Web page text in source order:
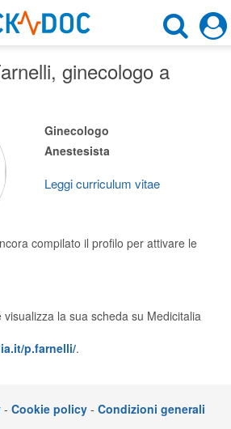
×
Motore di ricerca
×
visita
online
in cloud
, ginecologo a
Ginecologo
Anestesista
Leggi curriculum vitae
compilato il profilo per attivare le
la sua scheda su Medicitalia
p.farnelli/.
- Cookie policy - Condizioni generali